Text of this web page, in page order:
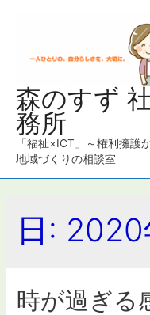
森のすず
務所
「福祉×ICT」～権利擁護
地域づくりの相談室
日:
時が過ぎる